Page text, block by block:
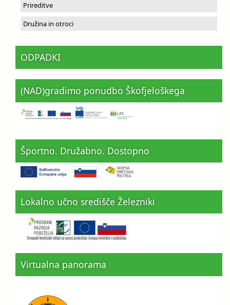
Prireditve
Družina in otroci
ODPADKI
(NAD)gradimo ponudbo Škofjeloškega
Športno. Družabno. Dostopno
Lokalno učno središče Železniki
Virtualna panorama